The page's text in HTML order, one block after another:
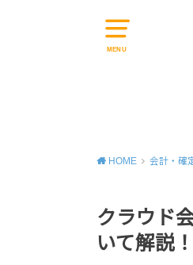
MENU
HOME 会計・確
クラウド
いて解説！